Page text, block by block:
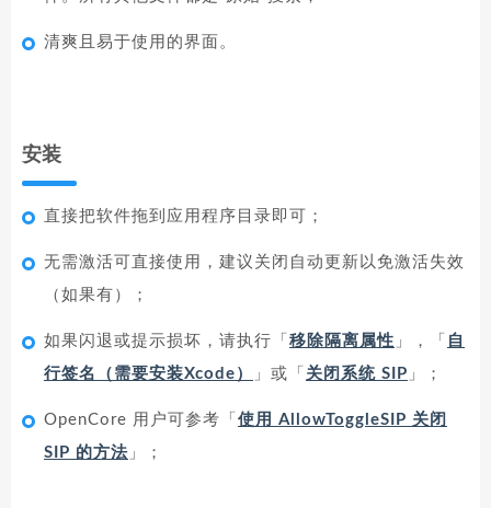
清爽且易于使用的界面。
安装
直接把软件拖到应用程序目录即可；
无需激活可直接使用，建议关闭自动更新以免激活失效
（如果有）；
如果闪退或提示损坏，请执行「 移除隔离属性 」，「 自
行签名（需要安装Xcode）
」或「 关闭系统 SIP 」；
OpenCore 用户可参考「 使用 AllowToggleSIP 关闭
SIP 的方法 」；